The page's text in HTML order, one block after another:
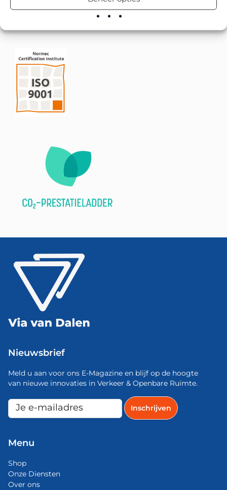
Nieuwsbrief
Meld u aan voor ons E-Magazine en blijf op de hoogte
van nieuwe innovaties in Verkeer & Openbare Ruimte.
Menu
Shop
Onze Diensten
Over ons